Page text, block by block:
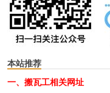
本站推荐
一、搬瓦工相关网址